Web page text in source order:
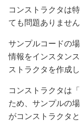
コンストラクタは
ても問題ありません
サンプルコードの
情報をインスタン
ストラクタを作成し
コンストラクタは
ため、サンプルの
がコンストラクタと